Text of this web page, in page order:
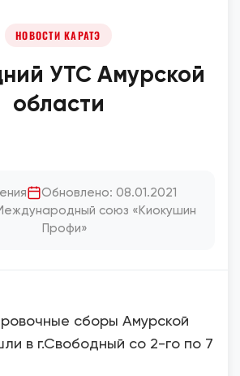
НОВОСТИ КАРАТЭ
УТС Амурской
области
Обновлено: 08.01.2021
союз «Киокушин
Профи»
сборы Амурской
в г.Свободный со 2-го по 7